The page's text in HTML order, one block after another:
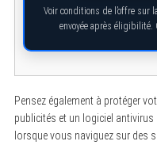
Voir conditions de l’offre sur
envoyée après éligibilité.
Pensez également à protéger
publicités et un logiciel
lorsque vous naviguez sur des